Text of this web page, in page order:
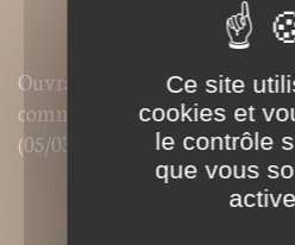
Ouvrage recommandé par
comme référence dans le
(05/03/2017)
Ce site
cookies et
le contrôle
que vous